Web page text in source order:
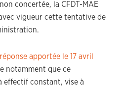
concertée, la CFDT-MAE
vigueur cette tentative de
apportée le 17 avril
notamment que ce
effectif constant, vise à